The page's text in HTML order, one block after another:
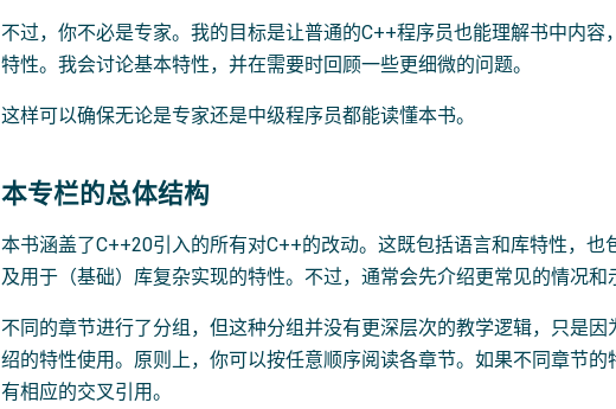
不过，你不必是专家。我的目标是让普通的C++程序员也能理解书中内容
特性。我会讨论基本特性，并在需要时回顾一些更细微的问题。
这样可以确保无论是专家还是中级程序员都能读懂本书。
本专栏的总体结构
本书涵盖了C++20引入的所有对C++的改动。这既包括语言和库特性，也
及用于（基础）库复杂实现的特性。不过，通常会先介绍更常见的情况和
不同的章节进行了分组，但这种分组并没有更深层次的教学逻辑，只是
绍的特性使用。原则上，你可以按任意顺序阅读各章节。如果不同章节
有相应的交叉引用。